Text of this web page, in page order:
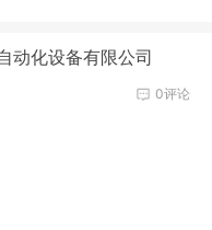
动化设备有限公司
0评论